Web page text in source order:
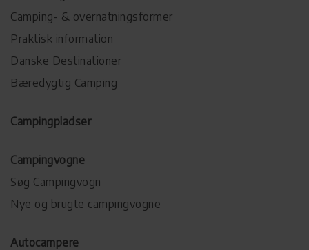
Camping- & overnatningsformer
Praktisk information
Danske Destinationer
Bæredygtig Camping
Campingpladser
Campingvogne
Søg Campingvogn
Nye og brugte campingvogne
Autocampere